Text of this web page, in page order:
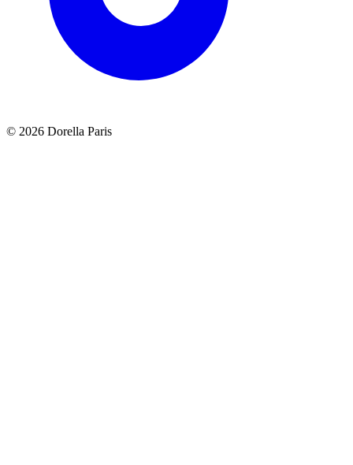
© 2026 Dorella Paris